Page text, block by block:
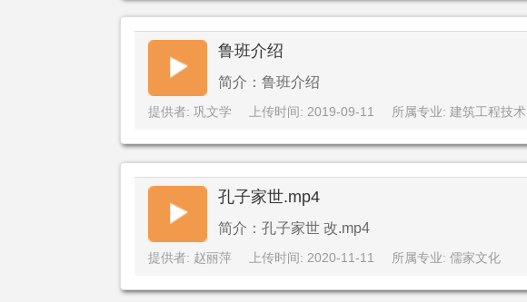
鲁班介绍
简介：鲁班介绍
提供者: 巩文学 上传时间: 2019-09-11 所属专业: 建筑工程技术
孔子家世.mp4
简介：孔子家世 改.mp4
提供者: 赵丽萍 上传时间: 2020-11-11 所属专业: 儒家文化